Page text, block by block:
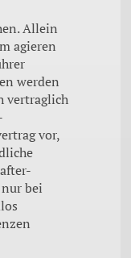
Al­lein
agieren
werden
vertraglich
vor,
bei